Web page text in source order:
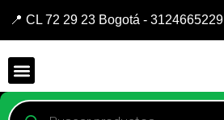
📍 CL 72 29 23 Bogotá - 3124665229